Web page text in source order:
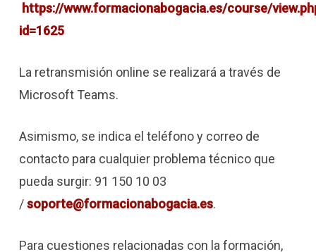
https://www.formacionabogacia.es/course/
id=1625
La retransmisión online se realizará a través de
Microsoft Teams.
Asimismo, se indica el teléfono y correo de
contacto para cualquier problema técnico que
pueda surgir: 91 150 10 03
/soporte@formacionabogacia.es.
Para cuestiones relacionadas con la formación,